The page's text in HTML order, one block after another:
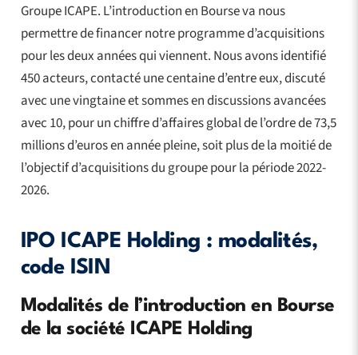
Groupe ICAPE. L’introduction en Bourse va nous
permettre de financer notre programme d’acquisitions
pour les deux années qui viennent. Nous avons identifié
450 acteurs, contacté une centaine d’entre eux, discuté
avec une vingtaine et sommes en discussions avancées
avec 10, pour un chiffre d’affaires global de l’ordre de 73,5
millions d’euros en année pleine, soit plus de la moitié de
l’objectif d’acquisitions du groupe pour la période 2022-
2026.
IPO ICAPE Holding : modalités,
code ISIN
Modalités de l’introduction en Bourse
de la société ICAPE Holding